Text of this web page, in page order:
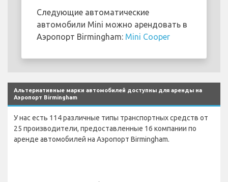
Следующие автоматические
автомобили Mini можно арендовать в
Аэропорт Birmingham: Mini Cooper
Альтернативные марки автомобилей доступны для аренды на
Аэропорт Birmingham
У нас есть 114 различные типы транспортных средств от
25 производители, предоставленные 16 компании по
аренде автомобилей на Аэропорт Birmingham.